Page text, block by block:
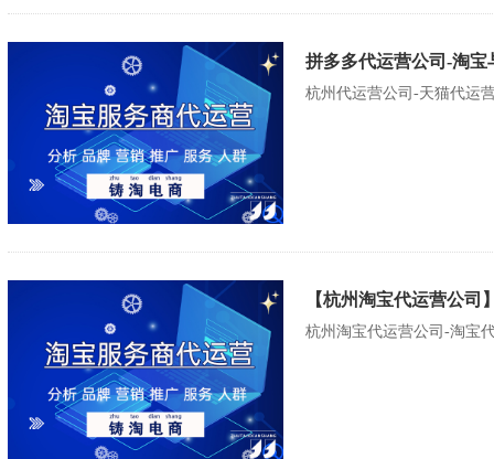
拼多多代运营公司-淘宝
杭州代运营公司-天猫代运
【杭州淘宝代运营公司
杭州淘宝代运营公司-淘宝